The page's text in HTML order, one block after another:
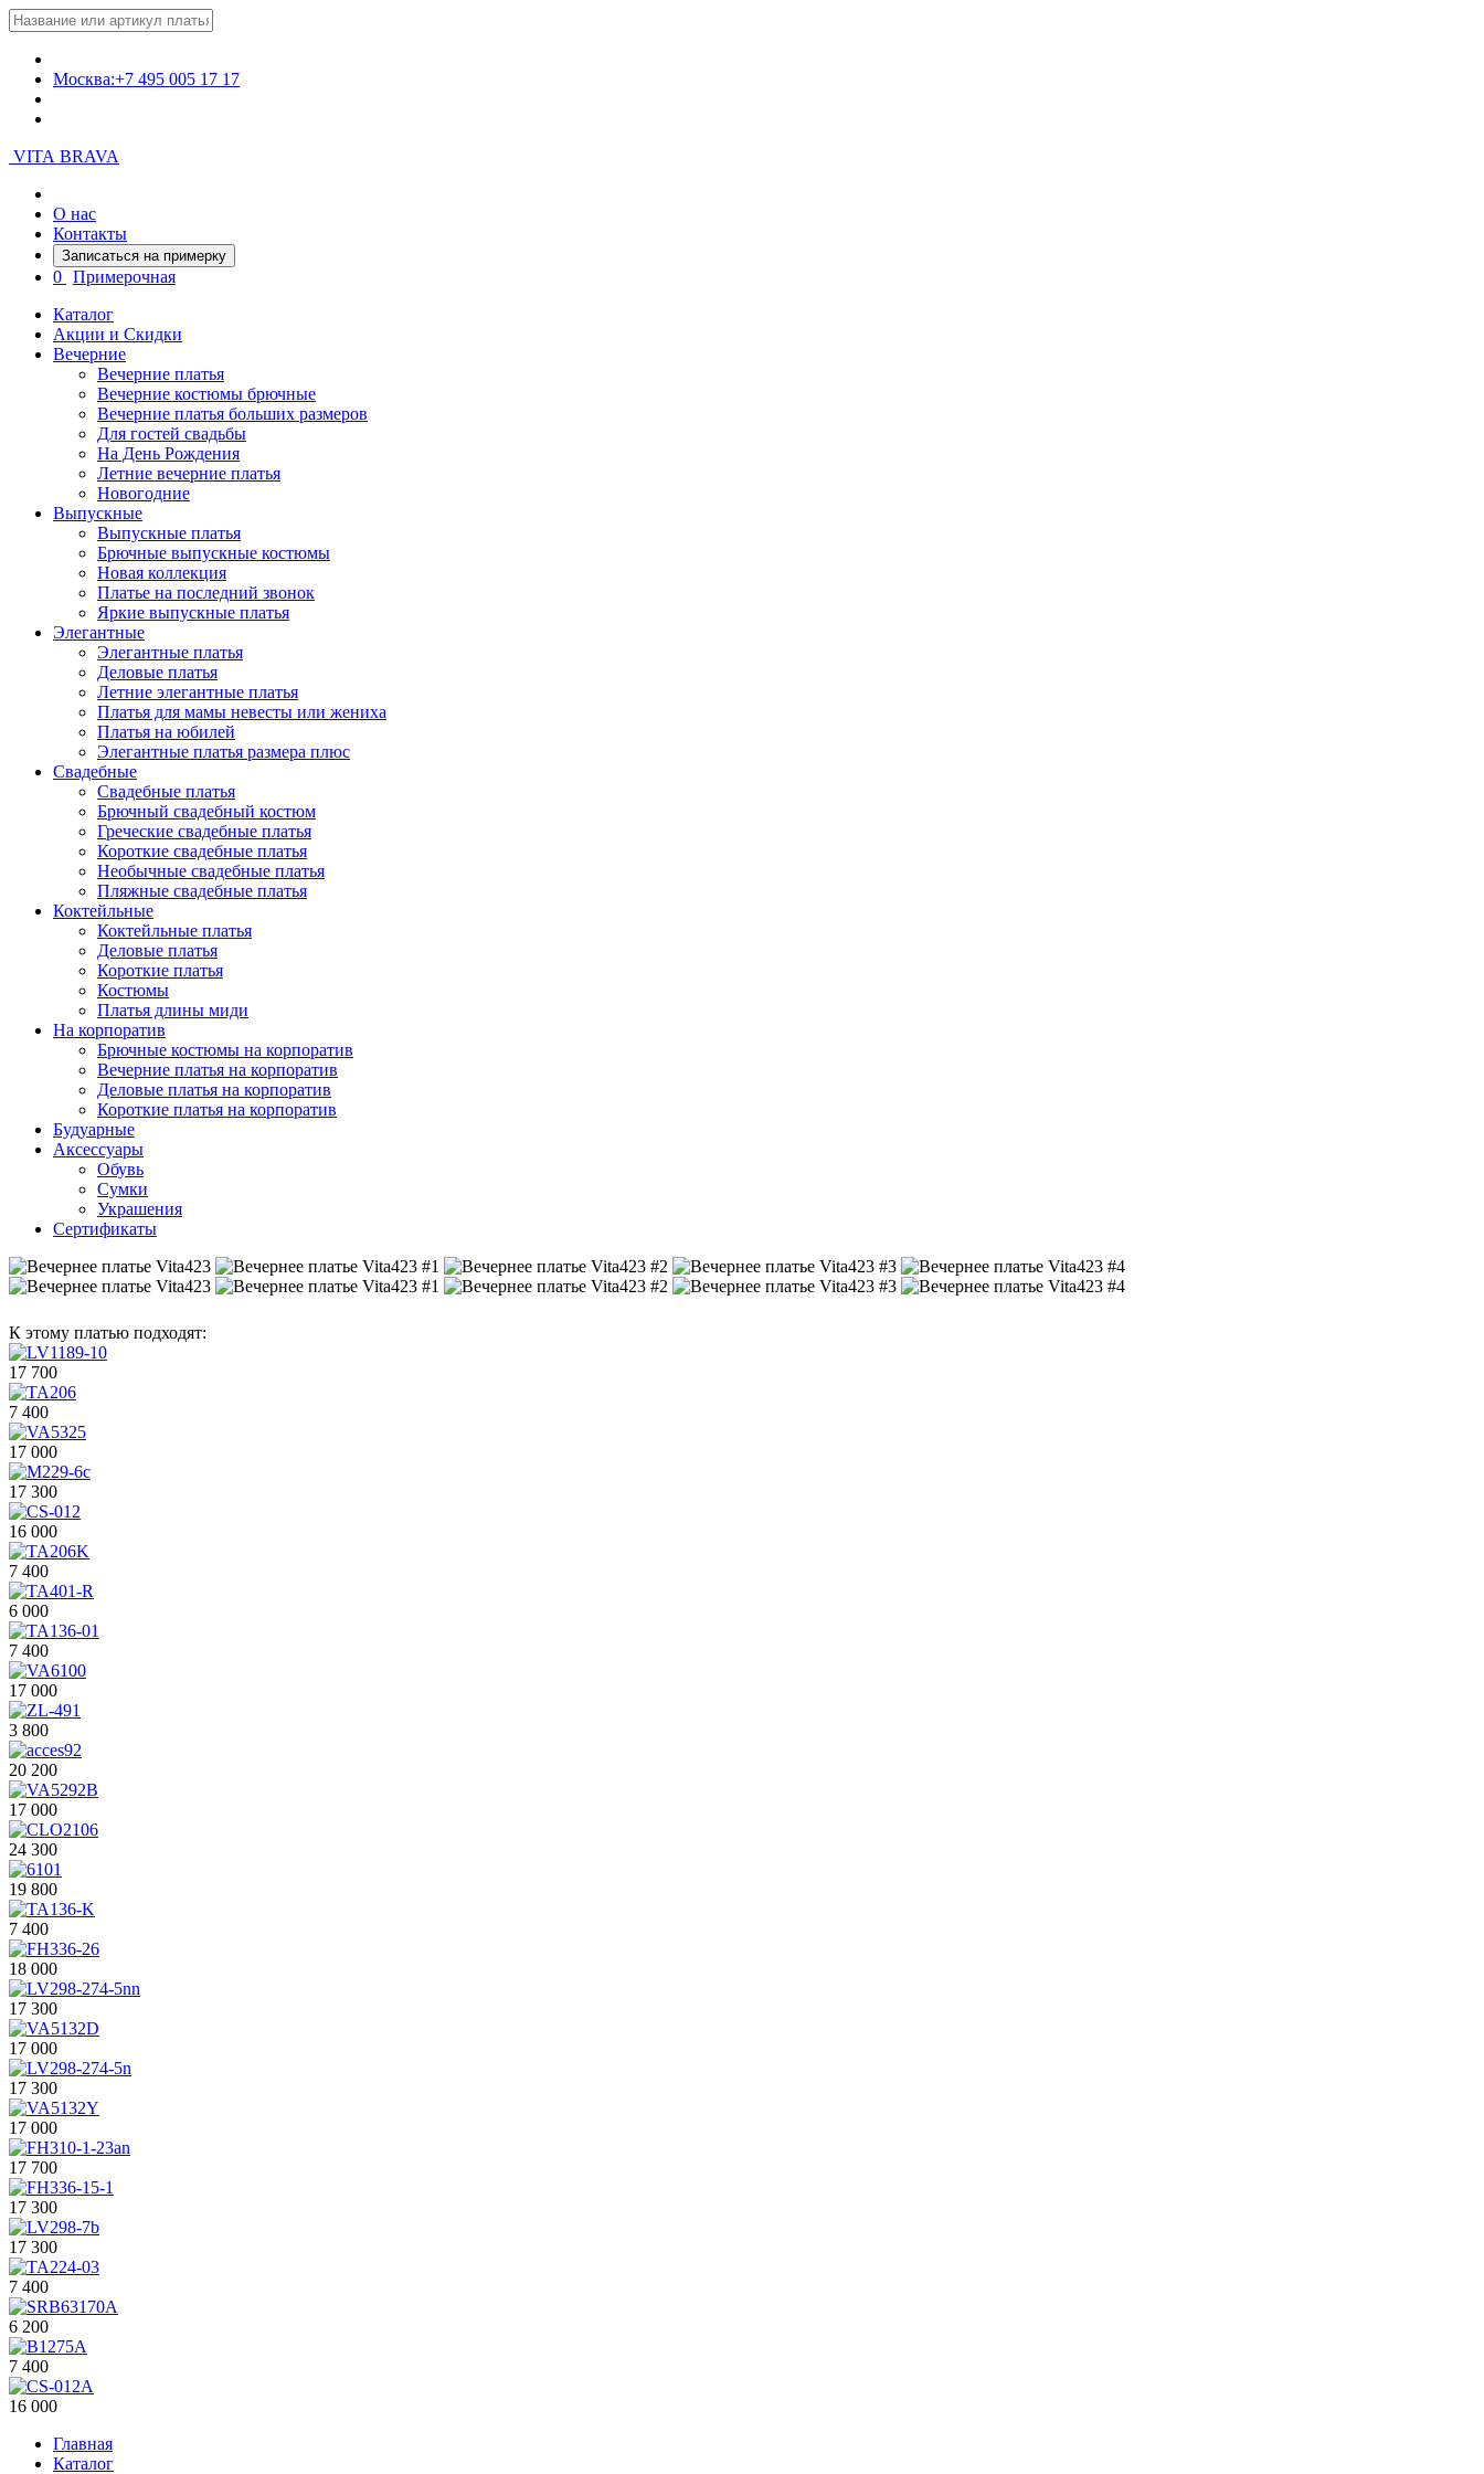
Москва:+7 495 005 17 17
VITA BRAVA
О нас
Контакты
Записаться на примерку
0 Примерочная
Каталог
Акции и Скидки
Вечерние
Вечерние платья
Вечерние костюмы брючные
Вечерние платья больших размеров
Для гостей свадьбы
На День Рождения
Летние вечерние платья
Новогодние
Выпускные
Выпускные платья
Брючные выпускные костюмы
Новая коллекция
Платье на последний звонок
Яркие выпускные платья
Элегантные
Элегантные платья
Деловые платья
Летние элегантные платья
Платья для мамы невесты или жениха
Платья на юбилей
Элегантные платья размера плюс
Свадебные
Свадебные платья
Брючный свадебный костюм
Греческие свадебные платья
Короткие свадебные платья
Необычные свадебные платья
Пляжные свадебные платья
Коктейльные
Коктейльные платья
Деловые платья
Короткие платья
Костюмы
Платья длины миди
На корпоратив
Брючные костюмы на корпоратив
Вечерние платья на корпоратив
Деловые платья на корпоратив
Короткие платья на корпоратив
Будуарные
Аксессуары
Обувь
Сумки
Украшения
Сертификаты
К этому платью подходят:
17 700
7 400
17 000
17 300
16 000
7 400
6 000
7 400
17 000
3 800
20 200
17 000
24 300
19 800
7 400
18 000
17 300
17 000
17 300
17 000
17 700
17 300
17 300
7 400
6 200
7 400
16 000
Главная
Каталог